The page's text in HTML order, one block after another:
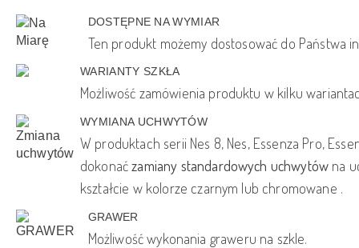
DOSTĘPNE NA WYMIAR
Ten produkt możemy dostosować do Państwa
WARIANTY SZKŁA
Możliwość zamówienia produktu w kilku
WYMIANA UCHWYTÓW
W produktach serii Nes 8, Nes, Essenza Pro,
dokonaćzamiany standardowych uchwytów na
kształcie w kolorze czarnym lub chromowane .
GRAWER
Możliwość wykonania graweru na szkle.